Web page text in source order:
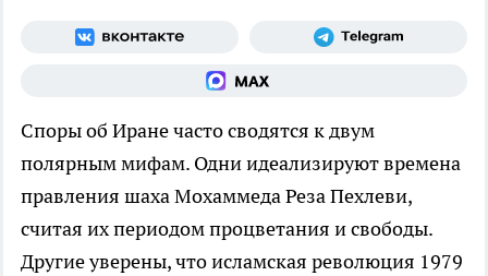
Споры об Иране часто сводятся к двум
полярным мифам. Одни идеализируют времена
правления шаха Мохаммеда Реза Пехлеви,
считая их периодом процветания и свободы.
Другие уверены, что исламская революция 1979